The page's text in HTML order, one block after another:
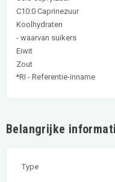
C10:0 Caprinezuur
Koolhydraten
- waarvan suikers
Eiwit
Zout
*RI - Referentie-inname
Belangrijke
Type